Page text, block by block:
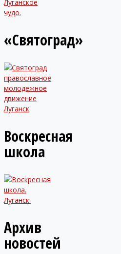
«Святоград»
Воскресная
школа
Архив
новостей